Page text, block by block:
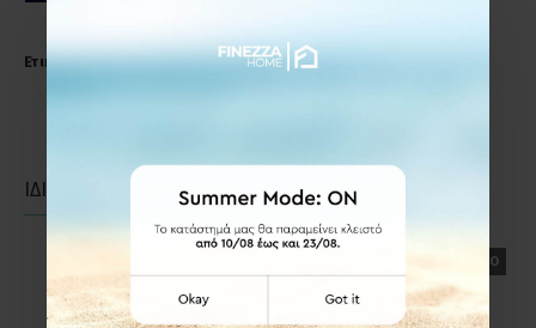
Ετικέτες: Κρίκος αγγιστρο μπάνιου
ΙΔΙΑΣ ΚΑΤΗΓΟΡΙΑΣ ΙΔΙΑΣ ΕΤΑΙΡΕΙΑΣ
ΕΤΟΙΜΟΠΑΡΑΔΟΤΟ